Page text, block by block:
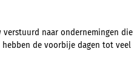
verstuurd naar ondernemingen die
hebben de voorbije dagen tot veel